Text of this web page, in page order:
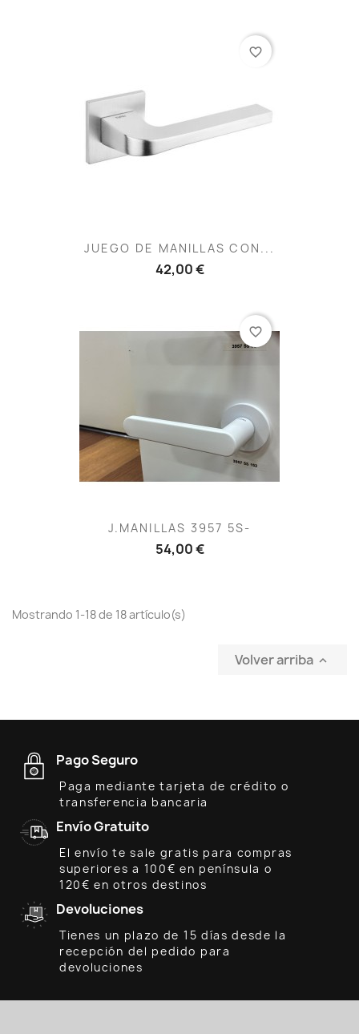
JUEGO DE MANILLAS CON...
42,00 €
favorite_border
J.MANILLAS 3957 5S-
54,00 €
favorite_border
Mostrando 1-18 de 18 artículo(s)
Volver arriba 
Pago Seguro
Paga mediante tarjeta de crédito o
transferencia bancaria
Envío Gratuito
El envío te sale gratis para compras
superiores a 100€ en península o
120€ en otros destinos
Devoluciones
Tienes un plazo de 15 días desde la
recepción del pedido para
devoluciones